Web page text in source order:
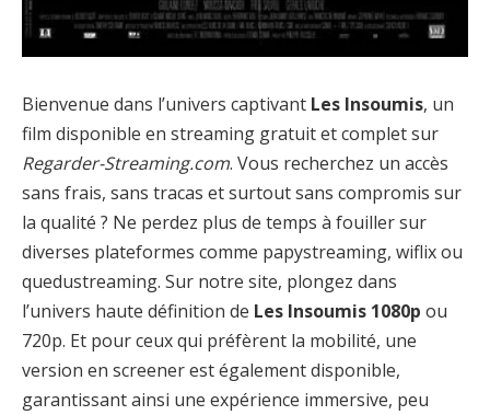
Bienvenue dans l’univers captivant Les Insoumis, un
film disponible en streaming gratuit et complet sur
Regarder-Streaming.com. Vous recherchez un accès
sans frais, sans tracas et surtout sans compromis sur
la qualité ? Ne perdez plus de temps à fouiller sur
diverses plateformes comme papystreaming, wiflix ou
quedustreaming. Sur notre site, plongez dans
l’univers haute définition de Les Insoumis 1080p ou
720p. Et pour ceux qui préfèrent la mobilité, une
version en screener est également disponible,
garantissant ainsi une expérience immersive, peu